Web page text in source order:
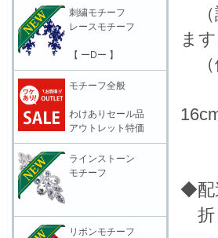
（
ます
（
に
◆配
折
刺繍モチーフ
レースモチーフ
【 ーDー 】
モチーフ全般
わけありセール品
アウトレット特価
ラインストーン
モチーフ
リボンモチーフ